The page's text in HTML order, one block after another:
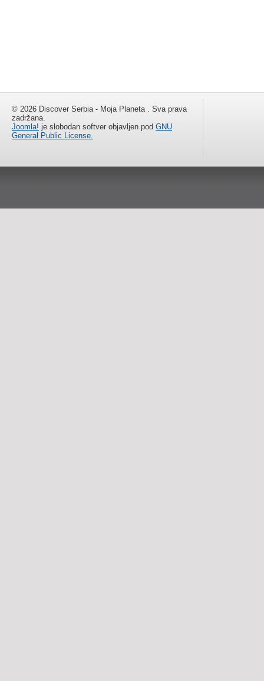
© 2026 Discover Serbia - Moja Planeta . Sva prava
zadržana.
Joomla! je slobodan softver objavljen pod GNU
General Public License.